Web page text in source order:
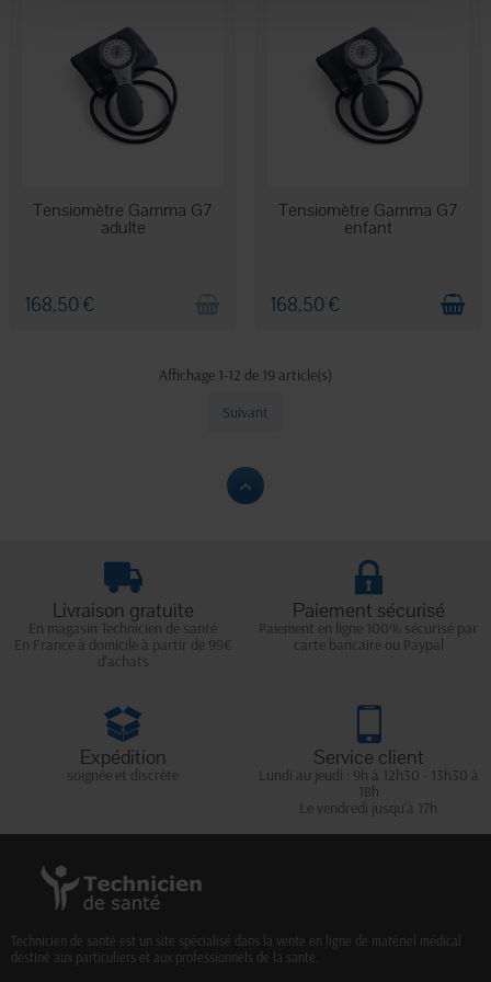
RUPTURE DE STOCK
Tensiomètre Gamma G7
adulte
168,50 €
STOCK LIMITÉ
Tensiomètre Gamma G7
enfant
168,50 €
Affichage 1-12 de 19 article(s)
Suivant
Livraison gratuite
En magasin Technicien de santé
En France à domicile à partir de 99€
d'achats
Paiement sécurisé
Paiement en ligne 100% sécurisé par
carte bancaire ou Paypal
Expédition
soignée et discrète
Service client
Lundi au jeudi : 9h à 12h30 - 13h30 à
18h
Le vendredi jusqu'à 17h
Technicien de santé est un site spécialisé dans la vente en ligne de matériel médical
destiné aux particuliers et aux professionnels de la santé.